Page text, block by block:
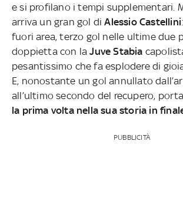
e si profilano i tempi supplementari.
arriva un gran gol diAlessio Castellini
fuori area, terzo gol nelle ultime due
doppietta con laJuve Stabia
pesantissimo che fa esplodere di
E, nonostante un gol annullato
all’ultimo secondo del recupero, porta
la prima volta nella sua storia in
PUBBLICITÀ